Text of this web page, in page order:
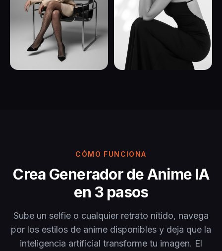
CÓMO FUNCIONA
Crea Generador de Anime IA
en 3 pasos
Sube un selfie o cualquier retrato nítido, navega
por los estilos de anime disponibles y deja que la
inteligencia artificial transforme tu imagen. El